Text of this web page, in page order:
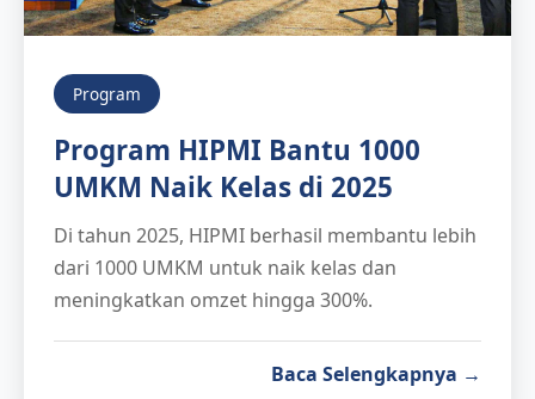
Program
Program HIPMI Bantu 1000
UMKM Naik Kelas di 2025
Di tahun 2025, HIPMI berhasil membantu lebih
dari 1000 UMKM untuk naik kelas dan
meningkatkan omzet hingga 300%.
Baca Selengkapnya →